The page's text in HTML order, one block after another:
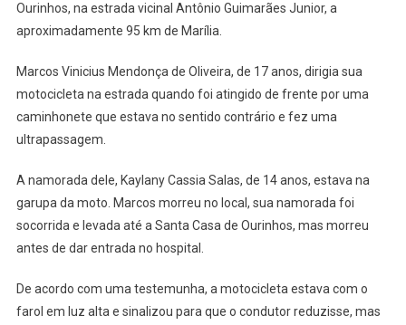
COM
OUTRO
Ourinhos, na estrada vicinal Antônio Guimarães Junior, a
aproximadamente 95 km de Marília.
Marcos Vinicius Mendonça de Oliveira, de 17 anos, dirigia sua
motocicleta na estrada quando foi atingido de frente por uma
caminhonete que estava no sentido contrário e fez uma
ultrapassagem.
A namorada dele, Kaylany Cassia Salas, de 14 anos, estava na
garupa da moto. Marcos morreu no local, sua namorada foi
socorrida e levada até a Santa Casa de Ourinhos, mas morreu
antes de dar entrada no hospital.
De acordo com uma testemunha, a motocicleta estava com o
farol em luz alta e sinalizou para que o condutor reduzisse, mas